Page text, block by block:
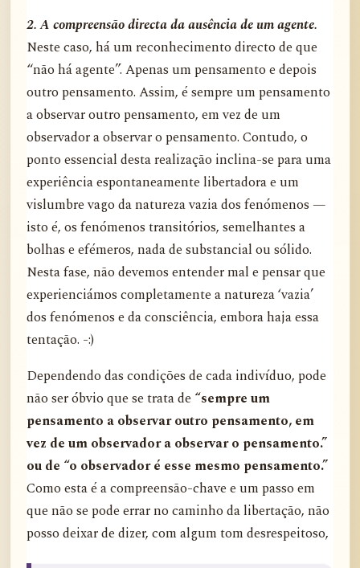
2. A compreensão directa da ausência de um agente.
Neste caso, há um reconhecimento directo de que
“não há agente”. Apenas um pensamento e depois
outro pensamento. Assim, é sempre um pensamento
a observar outro pensamento, em vez de um
observador a observar o pensamento. Contudo, o
ponto essencial desta realização inclina-se para uma
experiência espontaneamente libertadora e um
vislumbre vago da natureza vazia dos fenómenos —
isto é, os fenómenos transitórios, semelhantes a
bolhas e efémeros, nada de substancial ou sólido.
Nesta fase, não devemos entender mal e pensar que
experienciámos completamente a natureza ‘vazia’
dos fenómenos e da consciência, embora haja essa
tentação. -:)
Dependendo das condições de cada indivíduo, pode
não ser óbvio que se trata de “sempre um
pensamento a observar outro pensamento, em
vez de um observador a observar o pensamento.”
ou de “o observador é esse mesmo pensamento.”
Como esta é a compreensão-chave e um passo em
que não se pode errar no caminho da libertação, não
posso deixar de dizer, com algum tom desrespeitoso,